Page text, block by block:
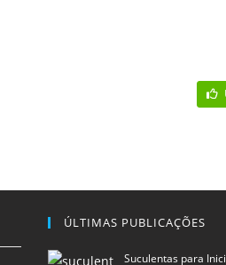
ÚLTIMAS PUBLICAÇÕES
Suculentas para